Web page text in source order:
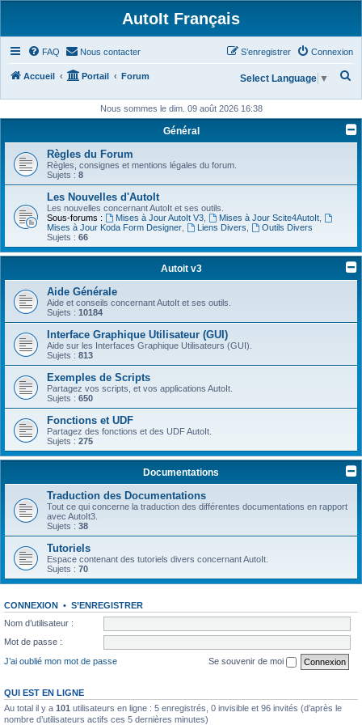
AutoIt Français
FAQ Nous contacter Connexion
S’enregistrer
Accueil Portail Forum
h
r
Select Language ▼
Nous sommes le dim. 09 août 2026 16:38
Général
Règles du Forum
Règles, consignes et mentions légales du forum.
Sujets : 8
Les Nouvelles d'AutoIt
Les nouvelles concernant AutoIt et ses outils.
Sous-forums :
Mises à Jour AutoIt V3, Mises à Jour Scite4AutoIt,
Mises à Jour Koda Form Designer
Liens Divers
Outils Divers
Sujets : 66
Autoit v3
Aide Générale
Aide et conseils concernant AutoIt et ses outils.
Sujets : 10184
Interface Graphique Utilisateur (GUI)
Aide sur les Interfaces Graphique Utilisateurs (GUI).
Sujets : 813
Exemples de Scripts
Partagez vos scripts, et vos applications AutoIt.
Sujets : 650
Fonctions et UDF
Partagez des fonctions et des UDF AutoIt.
Sujets : 275
Documentations
Traduction des Documentations
Tout ce qui concerne la traduction des différentes documentations en rapport
avec AutoIt3.
Sujets : 38
Tutoriels
Espace contenant des tutoriels divers concernant AutoIt.
Sujets : 70
CONNEXION • S’ENREGISTRER
Nom d’utilisateur :
Mot de passe :
J’ai oublié mon mot de passe
Se souvenir de moi
QUI EST EN LIGNE
Au total il y a 101 utilisateurs en ligne : 5 enregistrés, 0 invisible et 96 invités (d’après le
nombre d’utilisateurs actifs ces 5 dernières minutes)